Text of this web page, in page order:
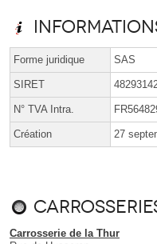
Forme juridique SAS
SIRET
N° TVA Intra.
Création 27
Carrosserie de la Thur